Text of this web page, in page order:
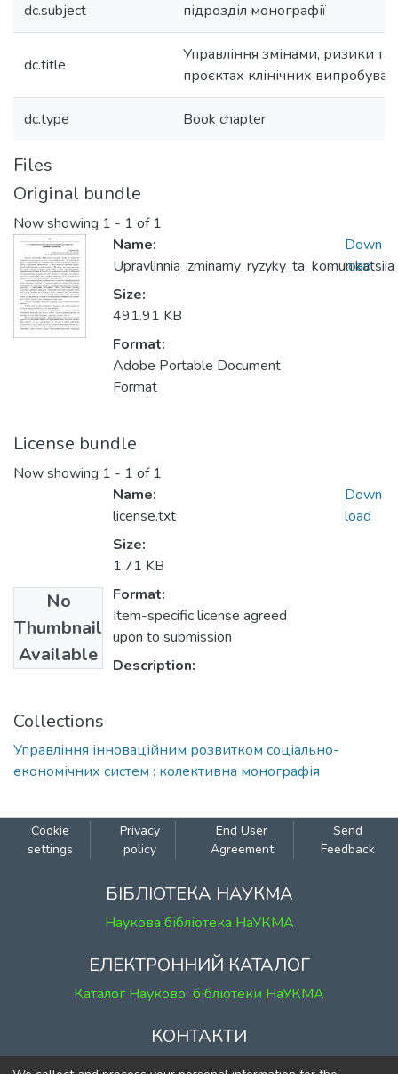
dc.subject підрозділ монографії
dc.title
Управління змінами, ризики та
проєктах клінічних
dc.type Book chapter
Files
Original bundle
Now showing 1 - 1 of 1
Name:
Size:
491.91 KB
Format:
Adobe Portable Document
Format
Down
load
License bundle
Now showing 1 - 1 of 1
No
Thumbnail
Available
Name:
license.txt
Size:
1.71 KB
Format:
Item-specific license agreed
upon to submission
Description:
Down
load
Collections
Управління інноваційним розвитком соціально-
економічних систем : колективна монографія
Cookie
settings
Privacy
policy
End User
Agreement
Send
Feedback
БІБЛІОТЕКА НАУКМА
Наукова бібліотека НаУКМА
ЕЛЕКТРОННИЙ КАТАЛОГ
Каталог Наукової бібліотеки НаУКМА
КОНТАКТИ
м. Київ, вул. Григорія Сковороди, 2